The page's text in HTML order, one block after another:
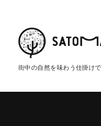
街中の自然を味わう仕掛けで